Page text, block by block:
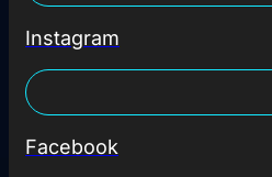
Instagram
Facebook